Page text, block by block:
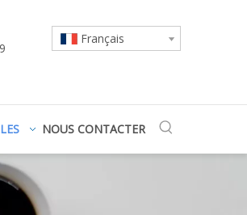
Français
NOUS CONTACTER